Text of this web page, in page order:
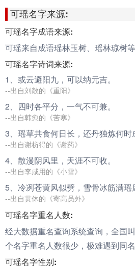
可瑶名字来源:
可瑶名字成语来源:
可瑶来自成语瑶林玉树、瑶林琼树等
可瑶名字诗词来源:
1、或云避阳九， 可以纳元吉。
--出自刘敞的《重阳》
2、四时各平分，一气不可兼。
--出自韩愈的《苦寒》
3、 瑶草共食何日长，还丹独炼何时
--出自谢枋得的《谢药》
4、散漫阴风里，天涯不可收。
--出自李咸用的《小雪》
5、冷冽苍黄风似劈，雪骨冰筋满瑶
--出自贯休的《寄高员外》
可瑶名字重名人数:
经大数据重名查询系统查询，全国
个名字重名人数很少，极难遇到同名
可瑶名字性别: